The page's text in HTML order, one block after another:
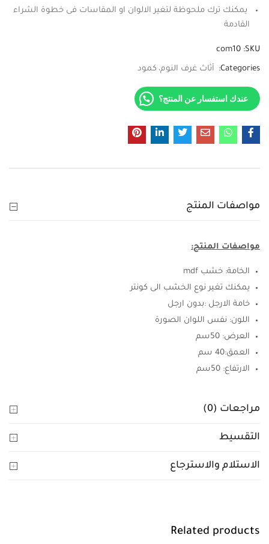
يمكنك ترك ملحوظة لتغير الالوان او المقاسات فى خطوة الشراء
القادمة
SKU:
com10
Categories: أثاث غرف النوم كمود
عندك استفسار عن المنتج؟
مواصفات المنتج
مواصفات المنتج:
الخامة: خشب mdf
يمكنك تغير نوع الخشب الى كونتر
خامة الارجل :بدون ارجل
اللون: نفس اللوان الصورة
العرض: 50سم
العمق:40 سم
الارتفاع: 50سم
مراجعات (0)
التقسيط
الاستلام والاسترجاع
Related products